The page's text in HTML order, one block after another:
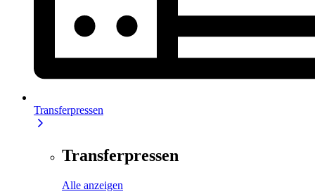
Transferpressen
Transferpressen
Alle anzeigen